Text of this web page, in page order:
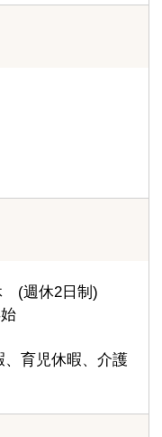
(週休2日制)
育児休暇、介護